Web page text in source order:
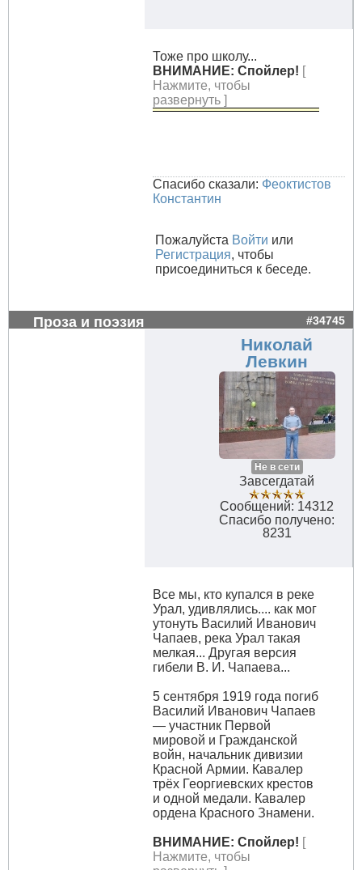
Тоже про школу...
ВНИМАНИЕ: Спойлер! [
Нажмите, чтобы
развернуть ]
Спасибо сказали: Феоктистов
Константин
Пожалуйста Войти или
Регистрация, чтобы
присоединиться к беседе.
Проза и поэзия #34745
Николай
Левкин
Не в сети
Завсегдатай
Сообщений: 14312
Спасибо получено:
8231
Все мы, кто купался в реке
Урал, удивлялись.... как мог
утонуть Василий Иванович
Чапаев, река Урал такая
мелкая... Другая версия
гибели В. И. Чапаева...
5 сентября 1919 года погиб
Василий Иванович Чапаев
— участник Первой
мировой и Гражданской
войн, начальник дивизии
Красной Армии. Кавалер
трёх Георгиевских крестов
и одной медали. Кавалер
ордена Красного Знамени.
ВНИМАНИЕ: Спойлер! [
Нажмите, чтобы